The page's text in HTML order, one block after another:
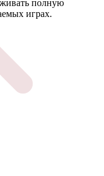
полную
играх.